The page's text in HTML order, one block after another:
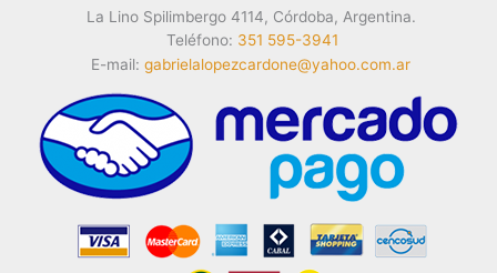
La Lino Spilimbergo 4114, Córdoba, Argentina.
Teléfono: 351 595-3941
E-mail: gabrielalopezcardone@yahoo.com.ar